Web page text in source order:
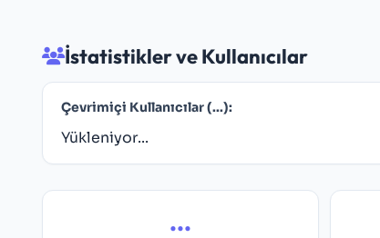
İstatistikler ve Kullanıcılar
Çevrimiçi Kullanıcılar (...):
Yükleniyor...
...